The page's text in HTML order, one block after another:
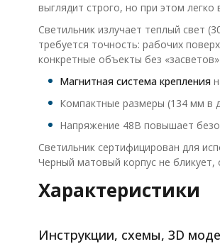
выглядит строго, но при этом
Светильник излучает теплый свет
требуется точность: рабочих
конкретные объекты без
Магнитная система крепления
Компактные размеры (134 мм в
Напряжение 48В повышает
Светильник сертифицирован для
Черный матовый корпус не
Характеристики
Инструкции, схемы, 3D